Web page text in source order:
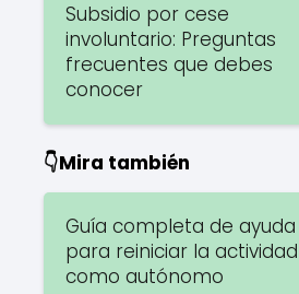
Subsidio por cese
involuntario: Preguntas
frecuentes que debes
conocer
👇Mira también
Guía completa de ayuda
para reiniciar la actividad
como autónomo